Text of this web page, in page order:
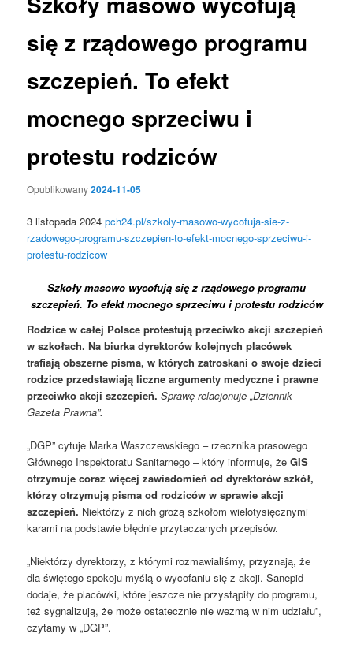
się z rządowego programu
szczepień. To efekt
mocnego sprzeciwu i
protestu rodziców
Opublikowany2024-11-05
3 listopada 2024pch24.pl/szkoly-masowo-wycofuja-sie-z-
rzadowego-programu-szczepien-to-efekt-mocnego-sprzeciwu-i-
protestu-rodzicow
Szkoły masowo wycofują się z rządowego programu
szczepień. To efekt mocnego sprzeciwu i protestu rodziców
Rodzice w całej Polsce protestują przeciwko akcji szczepień
w szkołach. Na biurka dyrektorów kolejnych placówek
trafiają obszerne pisma, w których zatroskani o swoje dzieci
rodzice przedstawiają liczne argumenty medyczne i prawne
przeciwko akcji szczepień. Sprawę relacjonuje „Dziennik
Gazeta Prawna”.
„DGP” cytuje Marka Waszczewskiego – rzecznika prasowego
Głównego Inspektoratu Sanitarnego – który informuje, żeGIS
otrzymuje coraz więcej zawiadomień od dyrektorów szkół,
którzy otrzymują pisma od rodziców w sprawie akcji
szczepień. Niektórzy z nich grożą szkołom wielotysięcznymi
karami na podstawie błędnie przytaczanych przepisów.
„Niektórzy dyrektorzy, z którymi rozmawialiśmy, przyznają, że
dla świętego spokoju myślą o wycofaniu się z akcji. Sanepid
dodaje, że placówki, które jeszcze nie przystąpiły do programu,
też sygnalizują, że może ostatecznie nie wezmą w nim udziału”,
czytamy w „DGP”.